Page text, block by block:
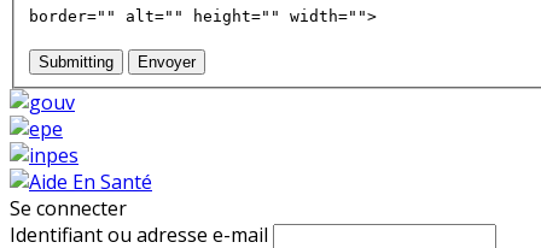
border="" alt="" height="" width="">
Submitting Envoyer
Se connecter
Identifiant ou adresse e-mail